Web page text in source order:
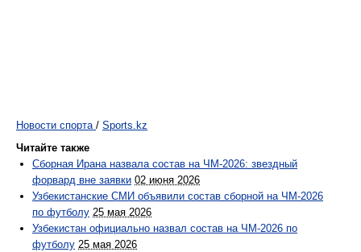
Новости спорта / Sports.kz
Читайте также
Сборная Ирана назвала состав на ЧМ-2026: звездный
форвард вне заявки 02 июня 2026
Узбекистанские СМИ объявили состав сборной на ЧМ-2026
по футболу 25 мая 2026
Узбекистан официально назвал состав на ЧМ-2026 по
футболу 25 мая 2026